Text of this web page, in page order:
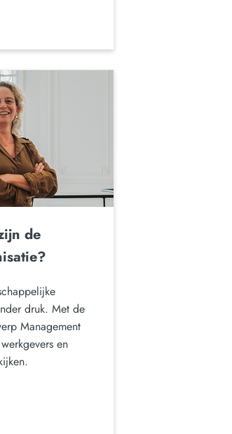
de
druk. Met de
Management
en